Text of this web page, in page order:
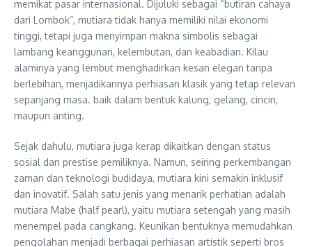
memikat pasar internasional. Dijuluki sebagai “butiran cahaya
dari Lombok”, mutiara tidak hanya memiliki nilai ekonomi
tinggi, tetapi juga menyimpan makna simbolis sebagai
lambang keanggunan, kelembutan, dan keabadian. Kilau
alaminya yang lembut menghadirkan kesan elegan tanpa
berlebihan, menjadikannya perhiasan klasik yang tetap relevan
sepanjang masa. baik dalam bentuk kalung, gelang, cincin,
maupun anting.
Sejak dahulu, mutiara juga kerap dikaitkan dengan status
sosial dan prestise pemiliknya. Namun, seiring perkembangan
zaman dan teknologi budidaya, mutiara kini semakin inklusif
dan inovatif. Salah satu jenis yang menarik perhatian adalah
mutiara Mabe (half pearl), yaitu mutiara setengah yang masih
menempel pada cangkang. Keunikan bentuknya memudahkan
pengolahan menjadi berbagai perhiasan artistik seperti bros